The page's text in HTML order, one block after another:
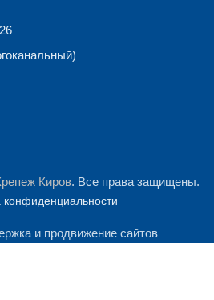
Киров. Все права защищены.
конфиденциальности
и продвижение сайтов